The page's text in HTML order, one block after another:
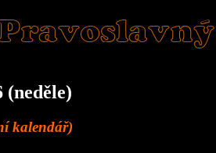
(neděle)
kalendář)